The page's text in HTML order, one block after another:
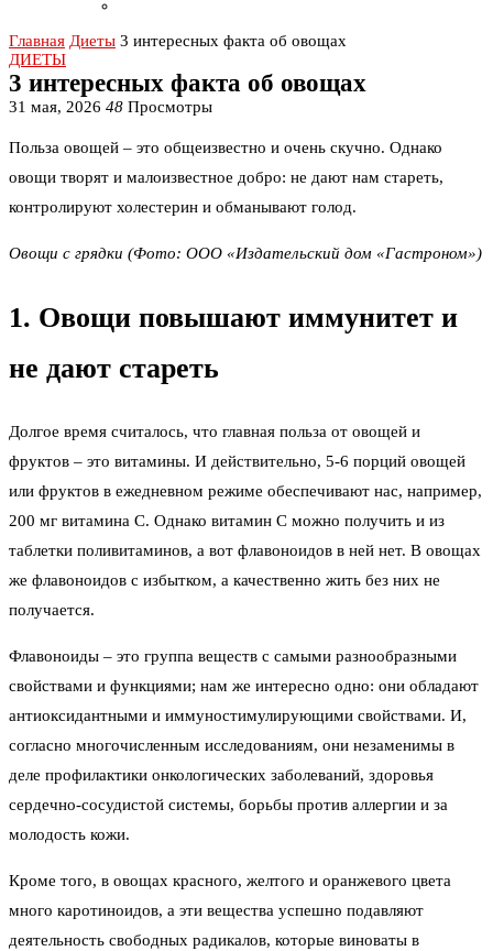
Главная Диеты 3 интересных факта об овощах
ДИЕТЫ
3 интересных факта об овощах
31 мая, 2026 48 Просмотры
Польза овощей – это общеизвестно и очень скучно. Однако
овощи творят и малоизвестное добро: не дают нам стареть,
контролируют холестерин и обманывают голод.
Овощи с грядки (Фото: ООО «Издательский дом «Гастроном»)
1. Овощи повышают иммунитет и
не дают стареть
Долгое время считалось, что главная польза от овощей и
фруктов – это витамины. И действительно, 5-6 порций овощей
или фруктов в ежедневном режиме обеспечивают нас, например,
200 мг витамина С. Однако витамин С можно получить и из
таблетки поливитаминов, а вот флавоноидов в ней нет. В овощах
же флавоноидов с избытком, а качественно жить без них не
получается.
Флавоноиды – это группа веществ с самыми разнообразными
свойствами и функциями; нам же интересно одно: они обладают
антиоксидантными и иммуностимулирующими свойствами. И,
согласно многочисленным исследованиям, они незаменимы в
деле профилактики онкологических заболеваний, здоровья
сердечно-сосудистой системы, борьбы против аллергии и за
молодость кожи.
Кроме того, в овощах красного, желтого и оранжевого цвета
много каротиноидов, а эти вещества успешно подавляют
деятельность свободных радикалов, которые виноваты в